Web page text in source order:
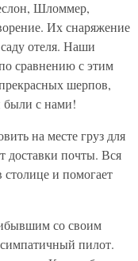
Шломмер,
Их снаряжение
отеля. Наши
сравнению с этим
шерпов,
были с нами!
на месте груз для
доставки почты. Вся
столице и помогает
со своим
пилот.